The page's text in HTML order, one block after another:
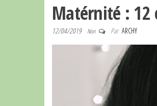
Matérnité : 12
12/04/2019 Non Par ARCHY